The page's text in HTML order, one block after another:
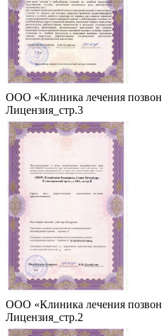
ООО «Клиника лечения
Лицензия_стр.3
ООО «Клиника лечения
Лицензия_стр.2